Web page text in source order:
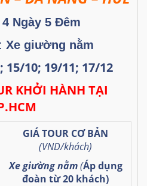
4 Ngày 5 Đêm
Xe giường nằm
15/10; 19/11; 17/12
KHỞI HÀNH TẠI
GIÁ TOUR CƠ BẢN
(VND/khách)
Xe giường nằm(Áp dụng
đoàn từ 20 khách)